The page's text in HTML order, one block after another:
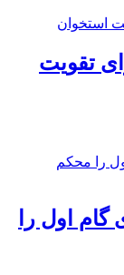
تقویت
گام اول را